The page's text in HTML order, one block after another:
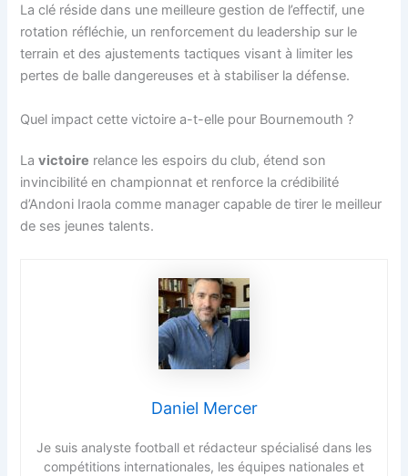
La clé réside dans une meilleure gestion de l’effectif, une
rotation réfléchie, un renforcement du leadership sur le
terrain et des ajustements tactiques visant à limiter les
pertes de balle dangereuses et à stabiliser la défense.
Quel impact cette victoire a-t-elle pour Bournemouth ?
Lavictoire relance les espoirs du club, étend son
invincibilité en championnat et renforce la crédibilité
d’Andoni Iraola comme manager capable de tirer le meilleur
de ses jeunes talents.
Daniel Mercer
Je suis analyste football et rédacteur spécialisé dans les
compétitions internationales, les équipes nationales et